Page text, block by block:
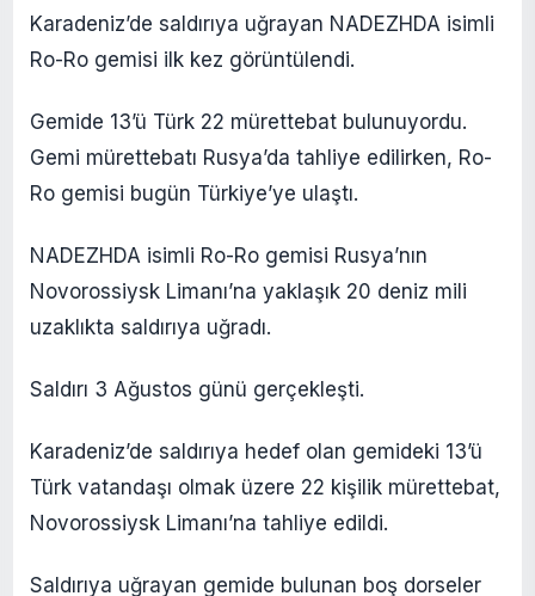
Karadeniz’de saldırıya uğrayan NADEZHDA isimli
Ro-Ro gemisi ilk kez görüntülendi.
Gemide 13’ü Türk 22 mürettebat bulunuyordu.
Gemi mürettebatı Rusya’da tahliye edilirken, Ro-
Ro gemisi bugün Türkiye’ye ulaştı.
NADEZHDA isimli Ro-Ro gemisi Rusya’nın
Novorossiysk Limanı’na yaklaşık 20 deniz mili
uzaklıkta saldırıya uğradı.
Saldırı 3 Ağustos günü gerçekleşti.
Karadeniz’de saldırıya hedef olan gemideki 13’ü
Türk vatandaşı olmak üzere 22 kişilik mürettebat,
Novorossiysk Limanı’na tahliye edildi.
Saldırıya uğrayan gemide bulunan boş dorseler